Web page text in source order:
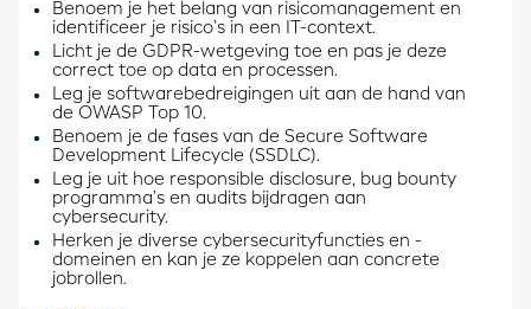
Benoem je het belang van risicomanagement en
identificeer je risico’s in een IT-context.
Licht je de GDPR-wetgeving toe en pas je deze
correct toe op data en processen.
Leg je softwarebedreigingen uit aan de hand van
de OWASP Top 10.
Benoem je de fases van de Secure Software
Development Lifecycle (SSDLC).
Leg je uit hoe responsible disclosure, bug bounty
programma’s en audits bijdragen aan
cybersecurity.
Herken je diverse cybersecurityfuncties en -
domeinen en kan je ze koppelen aan concrete
jobrollen.